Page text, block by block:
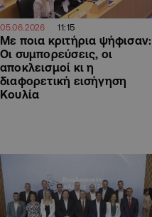
05.06.2026 11:15
Με ποια κριτήρια ψήφισαν:
Οι συμπορεύσεις, οι
αποκλεισμοί κι η
διαφορετική εισήγηση
Κουλία